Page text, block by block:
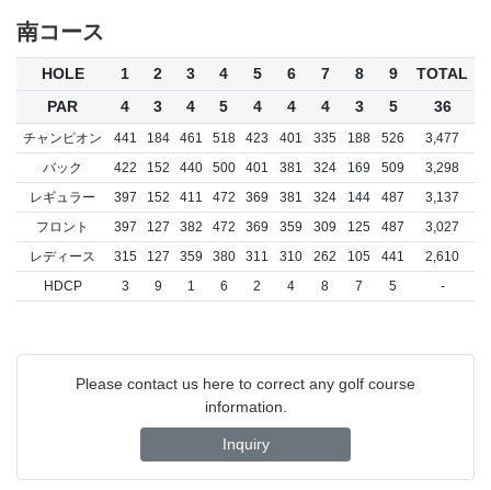
南コース
HOLE 1 2 3 4 5 6 7 8 9
TOTAL
PAR
4 3 4 5 4 4 4 3 5 36
チャンピオン 441 184 461 518 423 401 335 188 526
3,477
バック
422 152 440 500 401 381 324 169 509
3,298
レギュラー
397 152 411 472 369 381 324 144 487
3,137
フロント
397 127 382 472 369 359 309 125 487
3,027
レディース
315 127 359 380 311 310 262 105 441
2,610
HDCP
3 9 1 6 2 4 8 7 5 -
Please contact us here to correct any golf course
information.
Inquiry